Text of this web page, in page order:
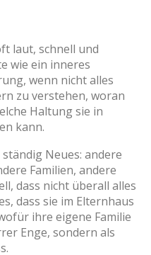
laut, schnell und
wie ein inneres
wenn nicht alles
zu verstehen, woran
Haltung sie in
kann.
Neues: andere
Familien, andere
dass nicht überall alles
dass sie im Elternhaus
ihre eigene Familie
Enge, sondern als